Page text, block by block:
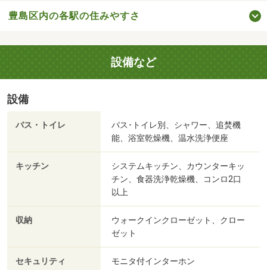
豊島区内の各駅の住みやすさ
設備など
設備
バス・トイレ
バス･トイレ別、シャワー、追焚機
能、浴室乾燥機、温水洗浄便座
キッチン
システムキッチン、カウンターキッ
チン、食器洗浄乾燥機、コンロ2口
以上
収納
ウォークインクローゼット、クロー
ゼット
セキュリティ モニタ付インターホン